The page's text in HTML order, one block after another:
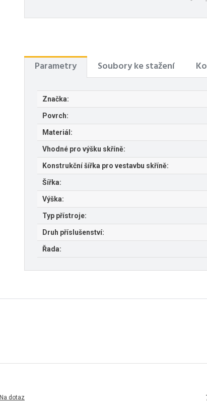
Parametry Soubory ke stažení
Značka:
Povrch:
Materiál:
Vhodné pro výšku skříně:
Konstrukční šířka pro vestavbu skříně:
Šířka:
Výška:
Typ přístroje:
Druh příslušenství:
Řada:
Na dotaz